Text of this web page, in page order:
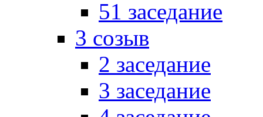
51 заседание
3 созыв
2 заседание
3 заседание